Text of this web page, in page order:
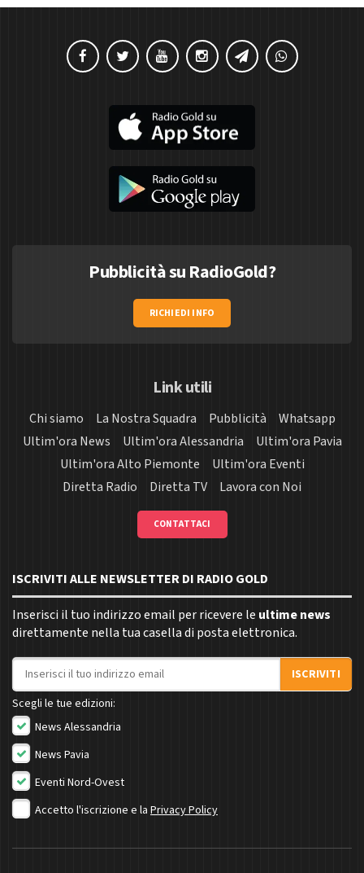
Pubblicità su RadioGold?
RICHIEDI INFO
Link utili
Chi siamo La Nostra Squadra Pubblicità
Whatsapp
Ultim'ora News
Ultim'ora Alessandria
Ultim'ora Pavia
Ultim'ora Alto Piemonte
Ultim'ora Eventi
Diretta Radio
Diretta TV Lavora con Noi
CONTATTACI
ISCRIVITI ALLE NEWSLETTER DI RADIO GOLD
Inserisci il tuo indirizzo email per ricevere le ultime news
direttamente nella tua casella di posta elettronica.
Indirizzo email
ISCRIVITI
Scegli le tue edizioni:
News Alessandria
News Pavia
Eventi Nord-Ovest
Accetto l'iscrizione e la Privacy Policy